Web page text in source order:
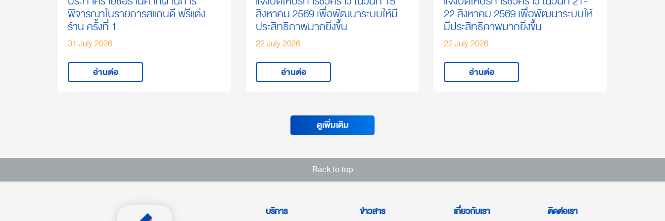
พิจารณาในรายการสแกนดี ฟรีแต่ง
ร้าน ครั้งที่ 1
31 July 2026
อ่านต่อ
สิงหาคม 2569 เพื่อพัฒนาระบบให้มี
ประสิทธิภาพมากยิ่งขึ้น
22 July 2026
อ่านต่อ
22 สิงหาคม 2569 เพื่อพัฒนาระบบให้
มีประสิทธิภาพมากยิ่งขึ้น
22 July 2026
อ่านต่อ
ดูเพิ่มเติม
Back to top
บริการ ข่าวสาร เกี่ยวกับเรา ติดต่อเรา